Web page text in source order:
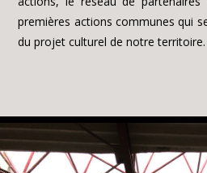
premières actions communes qui
du projet culturel de notre territoire.